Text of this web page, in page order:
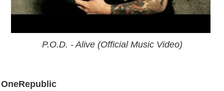
P.O.D. - Alive (Official Music Video)
OneRepublic